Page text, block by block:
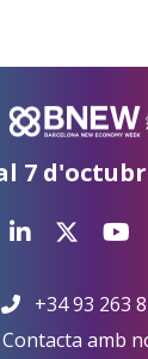
7
+34 93 263
Contacta amb